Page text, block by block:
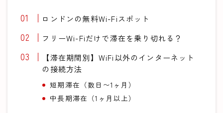
ロンドンの無料Wi-Fiスポット
フリーWi-Fiだけで滞在を乗り切れる？
【滞在期間別】WiFi以外のインターネット
の接続方法
短期滞在（数日〜1ヶ月）
中長期滞在（1ヶ月以上）